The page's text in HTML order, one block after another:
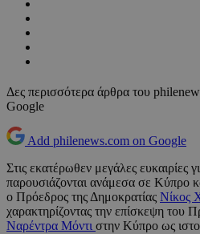
Δες περισσότερα άρθρα του
Google
Add philenews.com on Google
Στις εκατέρωθεν μεγάλες ευκαιρίες
παρουσιάζονται ανάμεσα σε Κύπρο
ο Πρόεδρος της Δημοκρατίας Νίκος
χαρακτηρίζοντας την επίσκεψη του
Ναρέντρα Μόντι στην Κύπρο ως